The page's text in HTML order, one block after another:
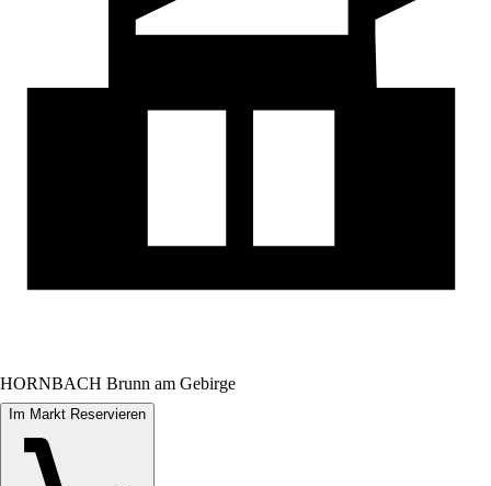
HORNBACH Brunn am Gebirge
Im Markt Reservieren